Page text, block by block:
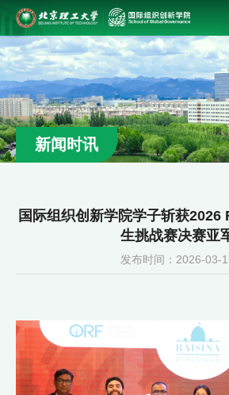
新闻时讯
国际组织创新学院学子斩获
生挑战赛决赛亚
发布时间：2026-03-